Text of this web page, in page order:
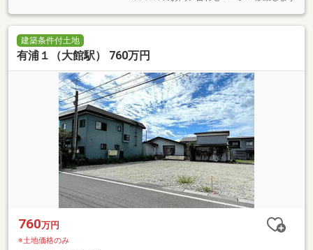
建築条件付土地
有浦１（大館駅） 760万円
760万円
※土地価格のみ